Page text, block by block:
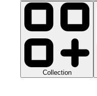
Collection